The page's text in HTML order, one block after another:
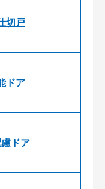
切戸
ドア
ドア